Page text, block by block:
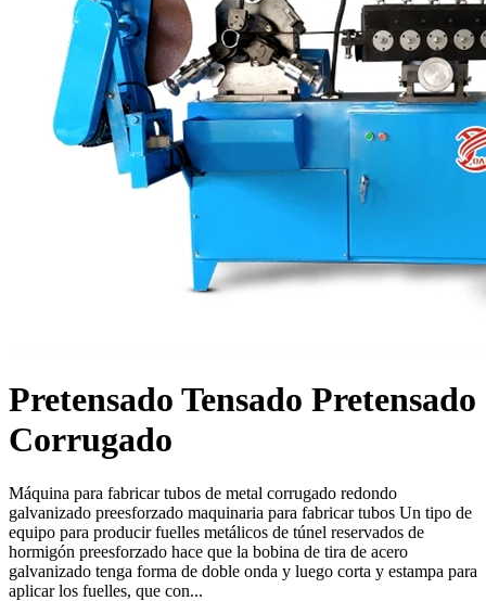
Pretensado Tensado Pretensado
Corrugado
Máquina para fabricar tubos de metal corrugado redondo
galvanizado preesforzado maquinaria para fabricar tubos Un tipo de
equipo para producir fuelles metálicos de túnel reservados de
hormigón preesforzado hace que la bobina de tira de acero
galvanizado tenga forma de doble onda y luego corta y estampa para
aplicar los fuelles, que con...